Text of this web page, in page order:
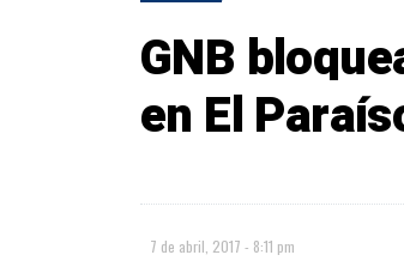
GNB
en El
7 de abril, 2017 - 8:11 pm